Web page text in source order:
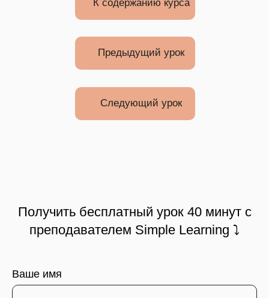
К содержанию курса
Следующий урок
Предыдущий урок
Получить бесплатный урок 40 минут с
преподавателем Simple Learning ⤵
Ваше имя